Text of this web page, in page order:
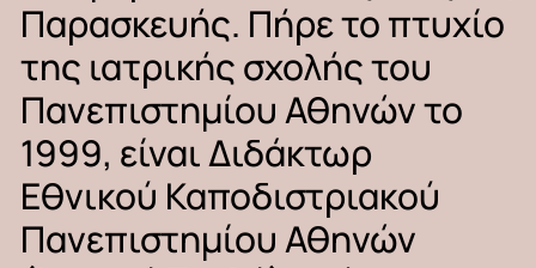
Παρασκευής. Πήρετοπτυχίο
της ιατρικήςσχολήςτου
Πανεπιστημίου Αθηνώντο
1999, είναιΔιδάκτωρ
Εθνικού Καποδιστριακού
Πανεπιστημίου Αθηνών